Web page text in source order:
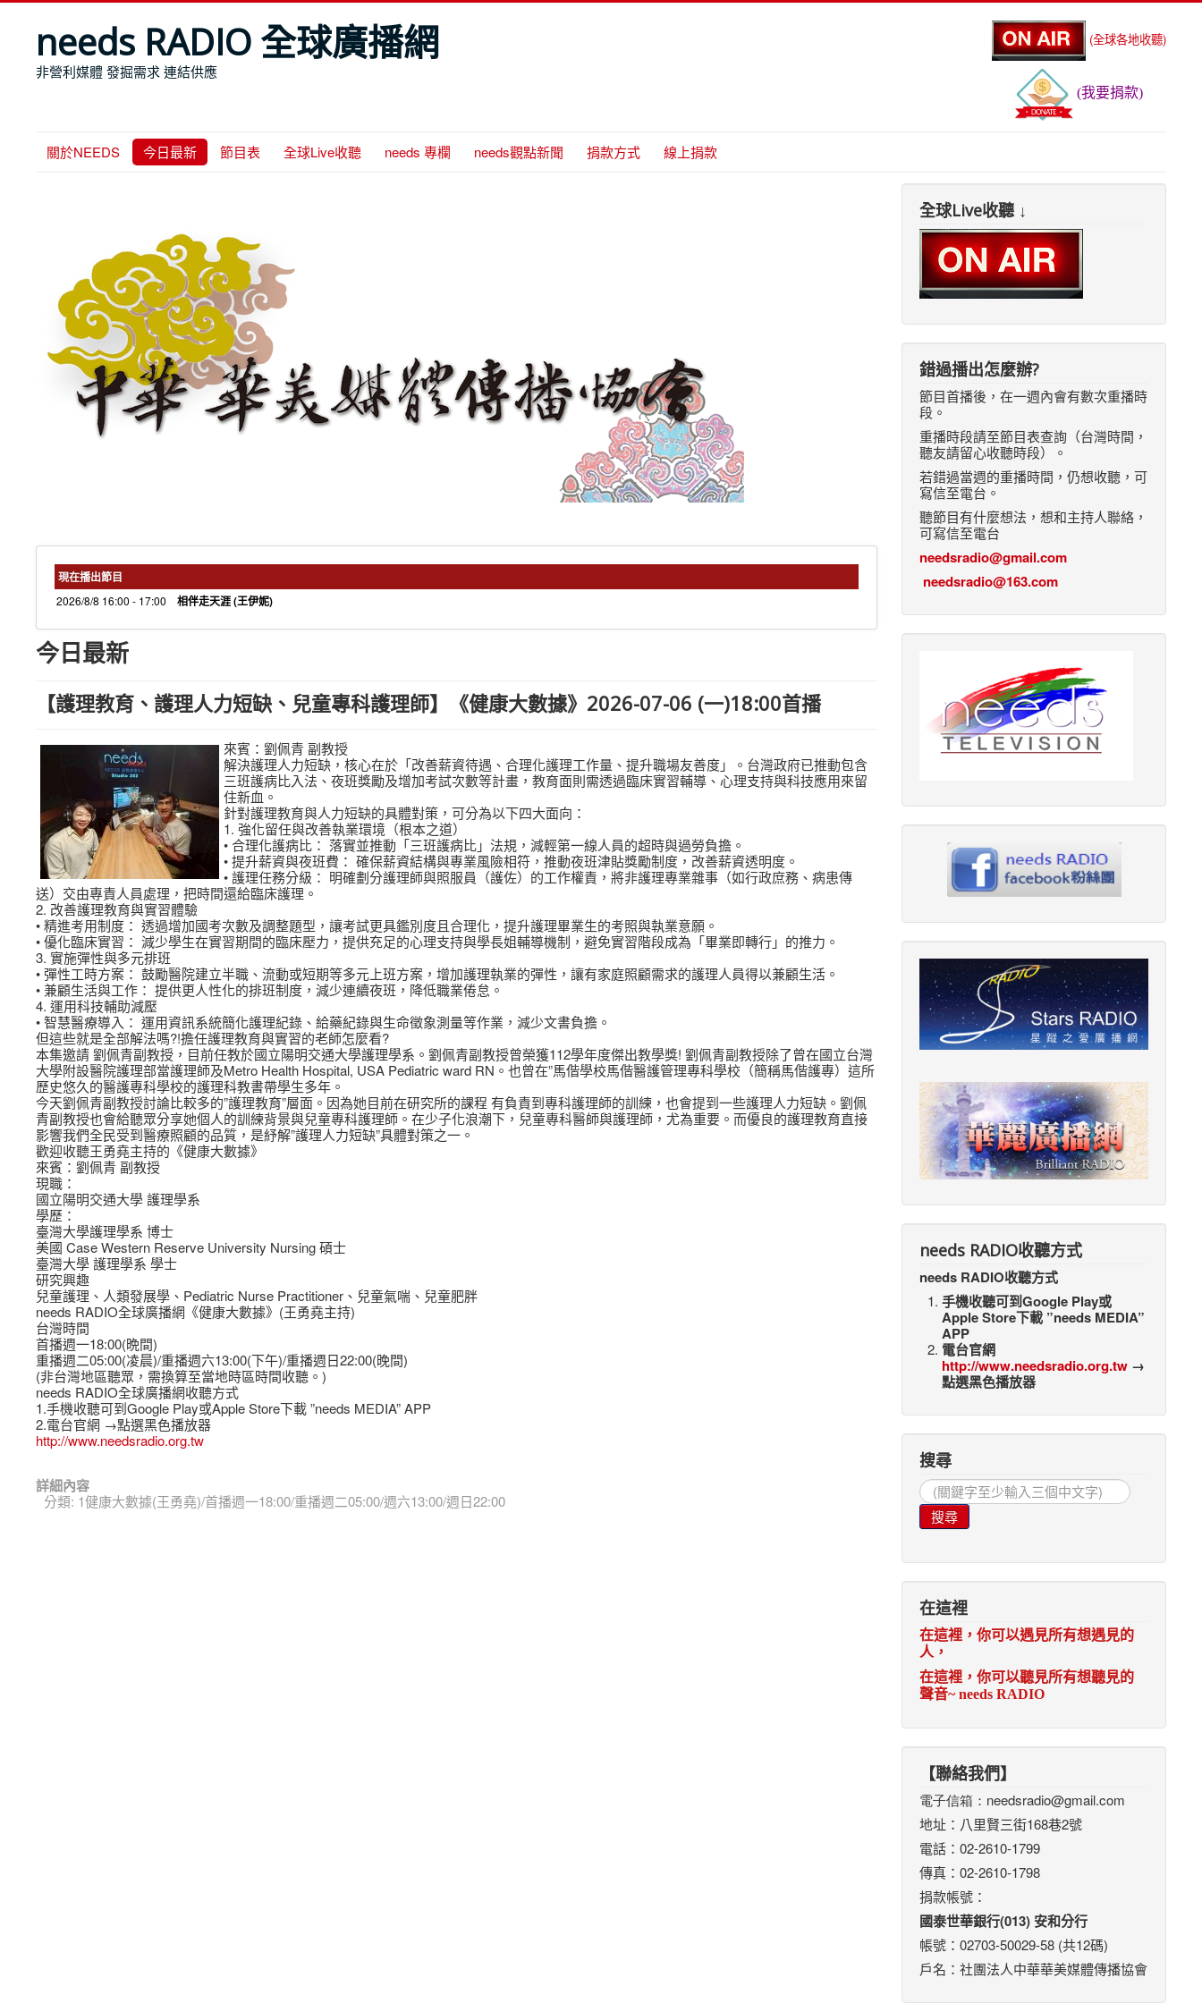
needs RADIO 全球廣播網
非營利媒體 發掘需求 連結供應
(全球各地收聽)
(我要捐款)
關於NEEDS 今日最新 節目表 全球Live收聽 needs 專欄 needs觀點新聞 捐款方式 線上捐款
現在播出節目
2026/8/8 16:00 - 17:00 相伴走天涯 (王伊妮)
今日最新
【護理教育、護理人力短缺、兒童專科護理師】《健康大數據》2026-07-06 (一)18:00首播
來賓：劉佩青 副教授
解決護理人力短缺，核心在於「改善薪資待遇、合理化護理工作量、提升職場友善度」。台灣政府已推動包含
三班護病比入法、夜班獎勵及增加考試次數等計畫，教育面則需透過臨床實習輔導、心理支持與科技應用來留
住新血。
針對護理教育與人力短缺的具體對策，可分為以下四大面向：
1. 強化留任與改善執業環境（根本之道）
• 合理化護病比： 落實並推動「三班護病比」法規，減輕第一線人員的超時與過勞負擔。
• 提升薪資與夜班費： 確保薪資結構與專業風險相符，推動夜班津貼獎勵制度，改善薪資透明度。
• 護理任務分級： 明確劃分護理師與照服員（護佐）的工作權責，將非護理專業雜事（如行政庶務、病患傳
送）交由專責人員處理，把時間還給臨床護理。
2. 改善護理教育與實習體驗
• 精進考用制度： 透過增加國考次數及調整題型，讓考試更具鑑別度且合理化，提升護理畢業生的考照與執業意願。
• 優化臨床實習： 減少學生在實習期間的臨床壓力，提供充足的心理支持與學長姐輔導機制，避免實習階段成為「畢業即轉行」的推力。
3. 實施彈性與多元排班
• 彈性工時方案： 鼓勵醫院建立半職、流動或短期等多元上班方案，增加護理執業的彈性，讓有家庭照顧需求的護理人員得以兼顧生活。
• 兼顧生活與工作： 提供更人性化的排班制度，減少連續夜班，降低職業倦怠。
4. 運用科技輔助減壓
• 智慧醫療導入： 運用資訊系統簡化護理紀錄、給藥紀錄與生命徵象測量等作業，減少文書負擔。
但這些就是全部解法嗎?!擔任護理教育與實習的老師怎麼看?
本集邀請 劉佩青副教授，目前任教於國立陽明交通大學護理學系。劉佩青副教授曾榮獲112學年度傑出教學獎! 劉佩青副教授除了曾在國立台灣
大學附設醫院護理部當護理師及Metro Health Hospital, USA Pediatric ward RN。也曾在”馬偕學校馬偕醫護管理專科學校（簡稱馬偕護專）這所
歷史悠久的醫護專科學校的護理科教書帶學生多年。
今天劉佩青副教授討論比較多的”護理教育”層面。因為她目前在研究所的課程 有負責到專科護理師的訓練，也會提到一些護理人力短缺。劉佩
青副教授也會給聽眾分享她個人的訓練背景與兒童專科護理師。在少子化浪潮下，兒童專科醫師與護理師，尤為重要。而優良的護理教育直接
影響我們全民受到醫療照顧的品質，是紓解”護理人力短缺”具體對策之一。
歡迎收聽王勇堯主持的《健康大數據》
來賓：劉佩青 副教授
現職：
國立陽明交通大學 護理學系
學歷：
臺灣大學護理學系 博士
美國 Case Western Reserve University Nursing 碩士
臺灣大學 護理學系 學士
研究興趣
兒童護理、人類發展學、Pediatric Nurse Practitioner、兒童氣喘、兒童肥胖
needs RADIO全球廣播網《健康大數據》(王勇堯主持)
台灣時間
首播週一18:00(晩間)
重播週二05:00(凌晨)/重播週六13:00(下午)/重播週日22:00(晚間)
(非台灣地區聽眾，需換算至當地時區時間收聽。)
needs RADIO全球廣播網收聽方式
1.手機收聽可到Google Play或Apple Store下載 ”needs MEDIA” APP
2.電台官網
http://www.needsradio.org.tw
→點選黑色播放器
詳細內容
分類: 1健康大數據(王勇堯)/首播週一18:00/重播週二05:00/週六13:00/週日22:00
全球Live收聽 ↓
錯過播出怎麼辦?
節目首播後，在一週內會有數次重播時
段。
重播時段請至節目表查詢（台灣時間，
聽友請留心收聽時段）。
若錯過當週的重播時間，仍想收聽，可
寫信至電台。
聽節目有什麼想法，想和主持人聯絡，
可寫信至電台
needsradio@gmail.com
needsradio@163.com
needs RADIO收聽方式
needs RADIO收聽方式
手機收聽可到Google Play或
Apple Store下載 ”needs MEDIA”
APP
電台官網
http://www.needsradio.org.tw →
點選黑色播放器
搜尋
搜
尋...
搜尋
在這裡
在這裡，你可以遇見所有想遇見的
人，
在這裡，你可以聽見所有想聽見的
聲音~ needs RADIO
【聯絡我們】
電子信箱： needsradio@gmail.com
地址：八里賢三街168巷2號
電話：02-2610-1799
傳真：02-2610-1798
捐款帳號：
國泰世華銀行(013) 安和分行
帳號：02703-50029-58 (共12碼)
戶名：社團法人中華華美媒體傳播協會